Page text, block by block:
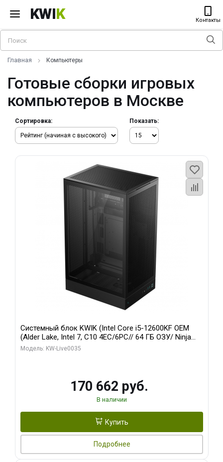
KWIK Контакты
Главная Компьютеры
Готовые сборки игровых
компьютеров в Москве
Сортировка: Показать:
Системный блок KWIK (Intel Core i5-12600KF OEM
(Alder Lake, Intel 7, C10 4EC/6PC// 64 ГБ ОЗУ/ Ninja
Sinotex GTX1650 4GB 128bit GDDR6 DVI DP HDMI 2/
Модель: KW-Live0035
170 662 руб.
В наличии
Купить
Подробнее